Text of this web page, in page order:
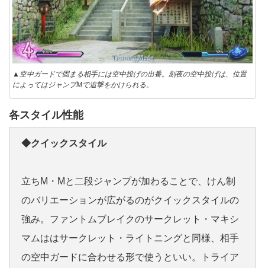
▲空中ガードで固まる相手には空中投げの出番。刻夜の空中投げは、位置
によってはジャンプMで追撃をかけられる。
各スタイル性能
◆クイックスタイル
立ちM・Mと二段ジャンプが加わることで、けん制
のバリエーションが広がるのがクイックスタイルの
強み。ファントムブレイクのサークレット・マキシ
マムははサークレット・ライトニングと同様、相手
の空中ガードに合わせる形で使うといい。トライア